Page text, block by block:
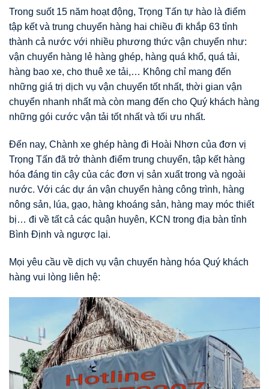
Trong suốt 15 năm hoạt động, Trọng Tấn tự hào là điểm
tập kết và trung chuyển hàng hai chiều đi khắp 63 tỉnh
thành cả nước với nhiều phương thức vận chuyển như:
vận chuyển hàng lẻ hàng ghép, hàng quá khổ, quá tải,
hàng bao xe, cho thuê xe tải,… Không chỉ mang đến
những giá trị dịch vụ vận chuyển tốt nhất, thời gian vận
chuyển nhanh nhất mà còn mang đến cho Quý khách hàng
những gói cước vận tải tốt nhất và tối ưu nhất.
Đến nay, Chành xe ghép hàng đi Hoài Nhơn của đơn vị
Trọng Tấn đã trở thành điểm trung chuyển, tập kết hàng
hóa đáng tin cậy của các đơn vị sản xuất trong và ngoài
nước. Với các dự án vận chuyển hàng công trình, hàng
nông sản, lúa, gạo, hàng khoáng sản, hàng may móc thiết
bị… đi về tất cả các quận huyên, KCN trong địa bàn tỉnh
Bình Định và ngược lại.
Mọi yêu cầu về dịch vụ vận chuyển hàng hóa Quý khách
hàng vui lòng liên hệ: